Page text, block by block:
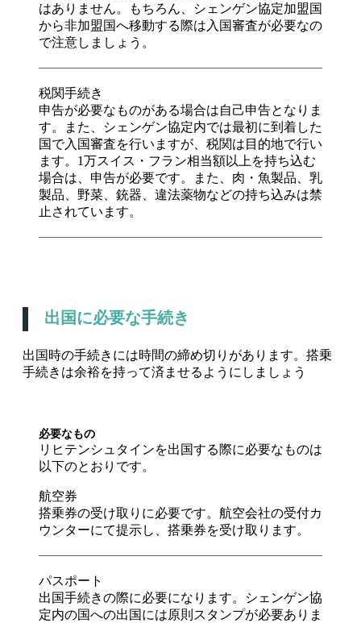
はありません。もちろん、シェンゲン協定加盟国
から非加盟国へ移動する際は入国審査が必要なの
で注意しましょう。
税関手続き
申告が必要なものがある場合は自己申告となりま
す。また、シェンゲン協定内では最初に到着した
国で入国審査を行いますが、税関は目的地で行い
ます。1万スイス・フラン相当額以上を持ち込む
場合は、申告が必要です。また、肉・魚製品、乳
製品、野菜、銃器、違法薬物などの持ち込みは禁
止されています。
出国に必要な手続き
出国時の手続きには時間の締め切りがあります。搭乗
手続きは余裕を持って済ませるようにしましょう
必要なもの
リヒテンシュタインを出国する際に必要なものは
以下のとおりです。
航空券
搭乗券の受け取りに必要です。航空会社の受付カ
ウンターにて提示し、搭乗券を受け取ります。
パスポート
出国手続きの際に必要になります。シェンゲン協
定内の国への出国には原則スタンプが必要ありま